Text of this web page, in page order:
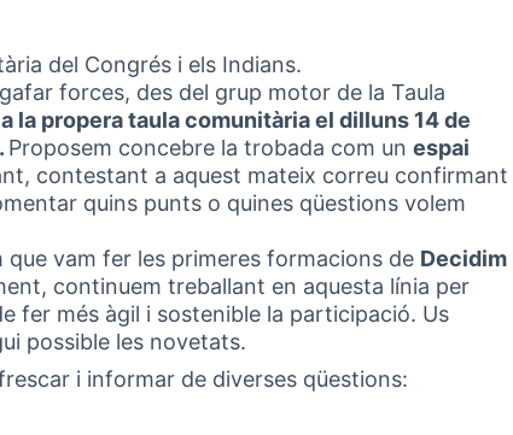
del Congrés i els Indians.
forces, des del grup motor de la Taula
la propera taula comunitària el dilluns 14 de
Proposem concebre la trobada com un espai
contestant a aquest mateix correu confirmant
quins punts o quines qüestions volem
vam fer les primeres formacions de Decidim
continuem treballant en aquesta línia per
fer més àgil i sostenible la participació. Us
possible les novetats.
i informar de diverses qüestions: